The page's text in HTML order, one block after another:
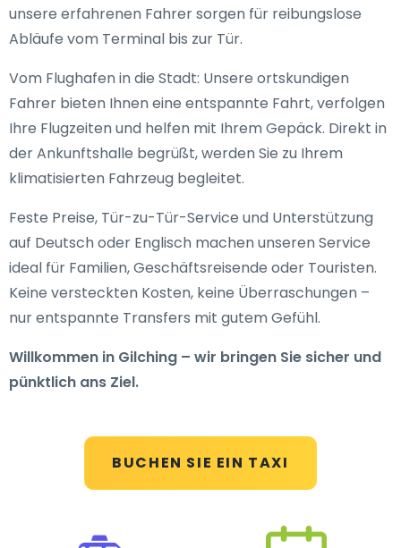
BUCHEN SIE EIN TAXI
unsere erfahrenen Fahrer sorgen für reibungslose
Abläufe vom Terminal bis zur Tür.
Vom Flughafen in die Stadt: Unsere ortskundigen
Fahrer bieten Ihnen eine entspannte Fahrt, verfolgen
Ihre Flugzeiten und helfen mit Ihrem Gepäck. Direkt in
der Ankunftshalle begrüßt, werden Sie zu Ihrem
klimatisierten Fahrzeug begleitet.
Feste Preise, Tür-zu-Tür-Service und Unterstützung
auf Deutsch oder Englisch machen unseren Service
ideal für Familien, Geschäftsreisende oder Touristen.
Keine versteckten Kosten, keine Überraschungen –
nur entspannte Transfers mit gutem Gefühl.
Willkommen in Gilching – wir bringen Sie sicher und
pünktlich ans Ziel.